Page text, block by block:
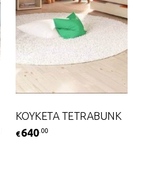
ΚΟΥΚΕΤΑ TETRABUNK
€ 640 .00